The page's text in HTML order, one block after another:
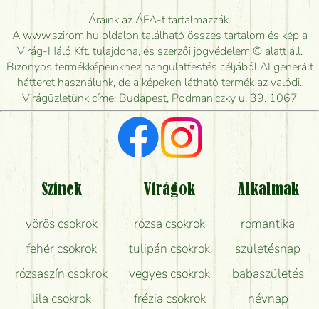
Meddig rendelhetek virágküldést úgy, hogy még ma
kiszállítsák?
Mennyire gyorsan tudják elkészíteni a csokrot, és
mikor tudják leghamarabb kiszállítani?
Vörös rózsát keresek, van önöknél?
Milyen visszajelzést kapok a virágküldésről?
Tényleg azt kapom, ami a képen van?
Hogy marad a lehető legtovább friss a csokor?
Tudok adventi koszorút vásárolni boltban?
Áraink az ÁFA-t tartalmazzák.
A www.szirom.hu oldalon található összes tartalom és kép a
Virág-Háló Kft. tulajdona, és szerzői jogvédelem © alatt áll.
Bizonyos termékképeinkhez hangulatfestés céljából AI generált
hátteret használunk, de a képeken látható termék az valódi.
Virágüzletünk címe: Budapest, Podmaniczky u. 39. 1067
Színek
vörös csokrok
fehér csokrok
rózsaszín csokrok
lila csokrok
Virágok
rózsa csokrok
tulipán csokrok
vegyes csokrok
frézia csokrok
Alkalmak
romantika
születésnap
babaszületés
névnap